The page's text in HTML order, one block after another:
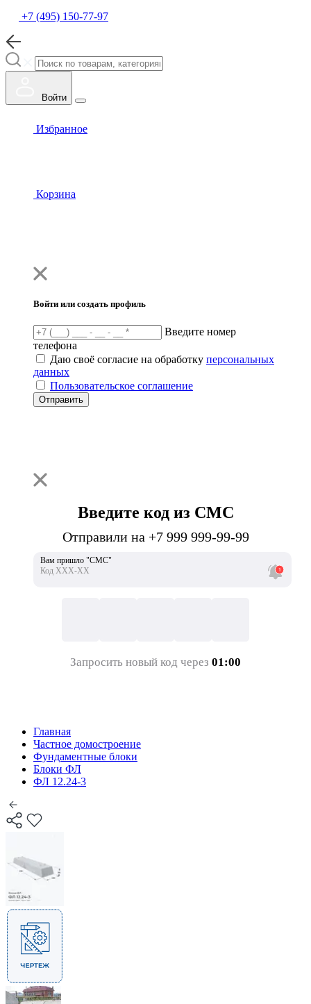
+7 (495) 150-77-97
Войти
Избранное
Корзина
Войти или создать профиль
Введите номер
телефона
Даю своё согласие на обработку персональных
данных
Пользовательское соглашение
Отправить
Введите код из СМС
Отправили на +7 999 999-99-99
Вам пришло "СМС"
Код ХХХ-ХХ
Запросить новый код через 01:00
Главная
Частное домостроение
Фундаментные блоки
Блоки ФЛ
ФЛ 12.24-3